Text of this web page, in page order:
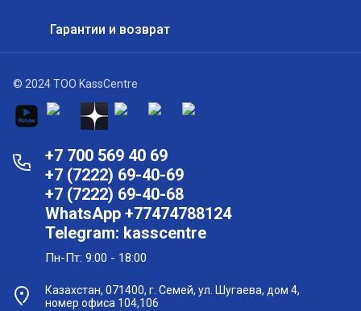
Гарантии и возврат
© 2024 ТОО KassCentre
+7 700 569 40 69
+7 (7222) 69-40-69
+7 (7222) 69-40-68
WhatsApp +77474788124
Telegram: kasscentre
Пн-Пт: 9:00 - 18:00
Казахстан, 071400, г. Семей, ул. Шугаева, дом 4,
номер офиса 104,106